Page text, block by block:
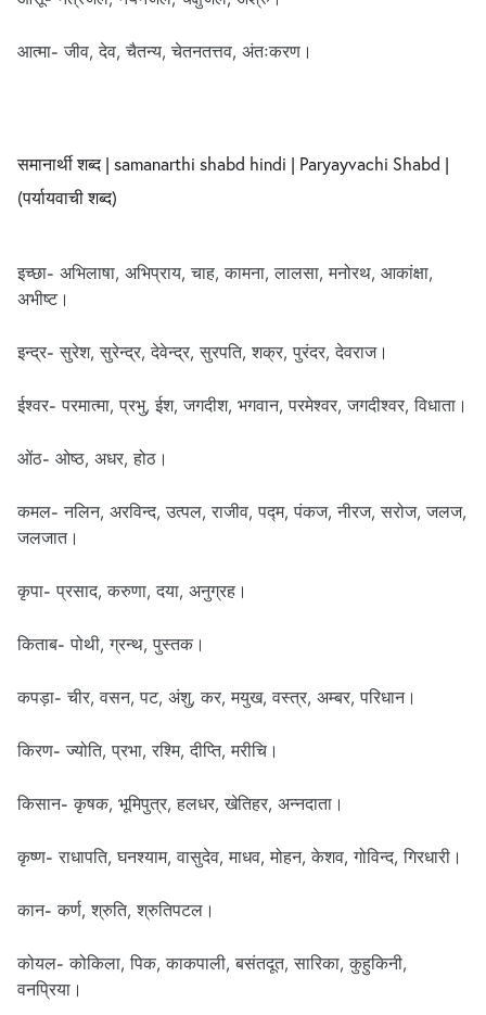
आत्मा- जीव, देव, चैतन्य, चेतनतत्तव, अंतःकरण।
समानार्थी शब्द | samanarthi shabd hindi | Paryayvachi Shabd |
(पर्यायवाची शब्द)
इच्छा- अभिलाषा, अभिप्राय, चाह, कामना, लालसा, मनोरथ, आकांक्षा,
अभीष्ट।
इन्द्र- सुरेश, सुरेन्द्र, देवेन्द्र, सुरपति, शक्र, पुरंदर, देवराज।
ईश्वर- परमात्मा, प्रभु, ईश, जगदीश, भगवान, परमेश्वर, जगदीश्वर, विधाता।
ओंठ- ओष्ठ, अधर, होठ।
कमल- नलिन, अरविन्द, उत्पल, राजीव, पद्म, पंकज, नीरज, सरोज, जलज,
जलजात।
कृपा- प्रसाद, करुणा, दया, अनुग्रह।
किताब- पोथी, ग्रन्थ, पुस्तक।
कपड़ा- चीर, वसन, पट, अंशु, कर, मयुख, वस्त्र, अम्बर, परिधान।
किरण- ज्योति, प्रभा, रश्मि, दीप्ति, मरीचि।
किसान- कृषक, भूमिपुत्र, हलधर, खेतिहर, अन्नदाता।
कृष्ण- राधापति, घनश्याम, वासुदेव, माधव, मोहन, केशव, गोविन्द, गिरधारी।
कान- कर्ण, श्रुति, श्रुतिपटल।
कोयल- कोकिला, पिक, काकपाली, बसंतदूत, सारिका, कुहुकिनी,
वनप्रिया।